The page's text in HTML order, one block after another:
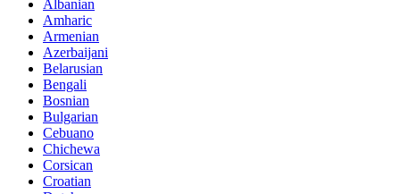
Albanian
Amharic
Armenian
Azerbaijani
Belarusian
Bengali
Bosnian
Bulgarian
Cebuano
Chichewa
Corsican
Croatian